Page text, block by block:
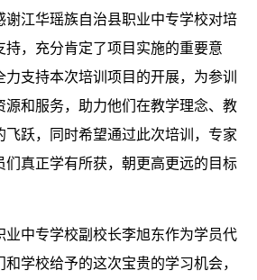
谢江华瑶族自治县职业中专学校对培
持，充分肯定了项目实施的重要意
支持本次培训项目的开展，为参训
源和服务，助力他们在教学理念、教
飞跃，同时希望通过此次培训，专家
们真正学有所获，朝更高更远的目标
业中专学校副校长李旭东作为学员代
学校给予的这次宝贵的学习机会，